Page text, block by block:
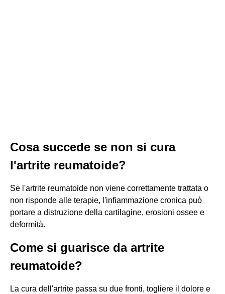
Cosa succede se non si cura
l'artrite reumatoide?
Se l'artrite reumatoide non viene correttamente trattata o
non risponde alle terapie, l'infiammazione cronica può
portare a distruzione della cartilagine, erosioni ossee e
deformità.
Come si guarisce da artrite
reumatoide?
La cura dell'artrite passa su due fronti, togliere il dolore e